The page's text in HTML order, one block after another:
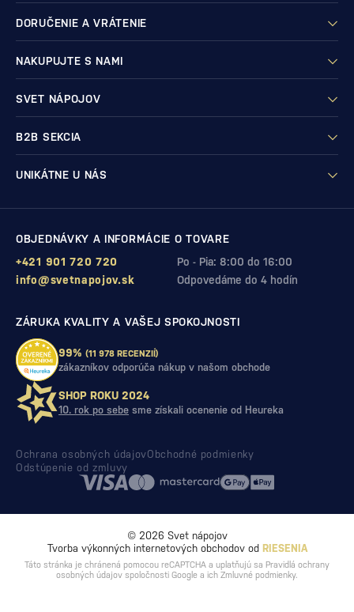
DORUČENIE A VRÁTENIE
NAKUPUJTE S NAMI
SVET NÁPOJOV
B2B SEKCIA
UNIKÁTNE U NÁS
OBJEDNÁVKY A INFORMÁCIE O TOVARE
Po - Pia: 8:00 do 16:00
+421 901 720 720
Odpovedáme do 4 hodín
info@svetnapojov.sk
ZÁRUKA KVALITY A VAŠEJ SPOKOJNOSTI
99% (11 978 RECENZIÍ)
zákazníkov odporúča nákup v našom obchode
SHOP ROKU 2024
10. rok po sebe sme získali ocenenie od Heureka
Ochrana osobných údajovObchodné podmienky
Odstúpenie od zmluvy
© 2026 Svet nápojov
Tvorba výkonných internetových obchodov od RIESENIA
Táto stránka je chránená pomocou reCAPTCHA a uplatňujú sa Pravidlá ochrany
osobných údajov spoločnosti Google a ich Zmluvné podmienky.